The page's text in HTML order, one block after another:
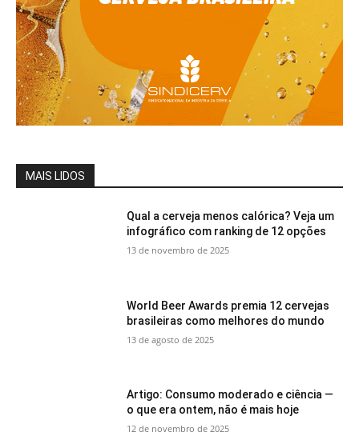
MAIS LIDOS
Qual a cerveja menos calórica? Veja um
infográfico com ranking de 12 opções
13 de novembro de 2025
World Beer Awards premia 12 cervejas
brasileiras como melhores do mundo
13 de agosto de 2025
Artigo: Consumo moderado e ciência —
o que era ontem, não é mais hoje
12 de novembro de 2025